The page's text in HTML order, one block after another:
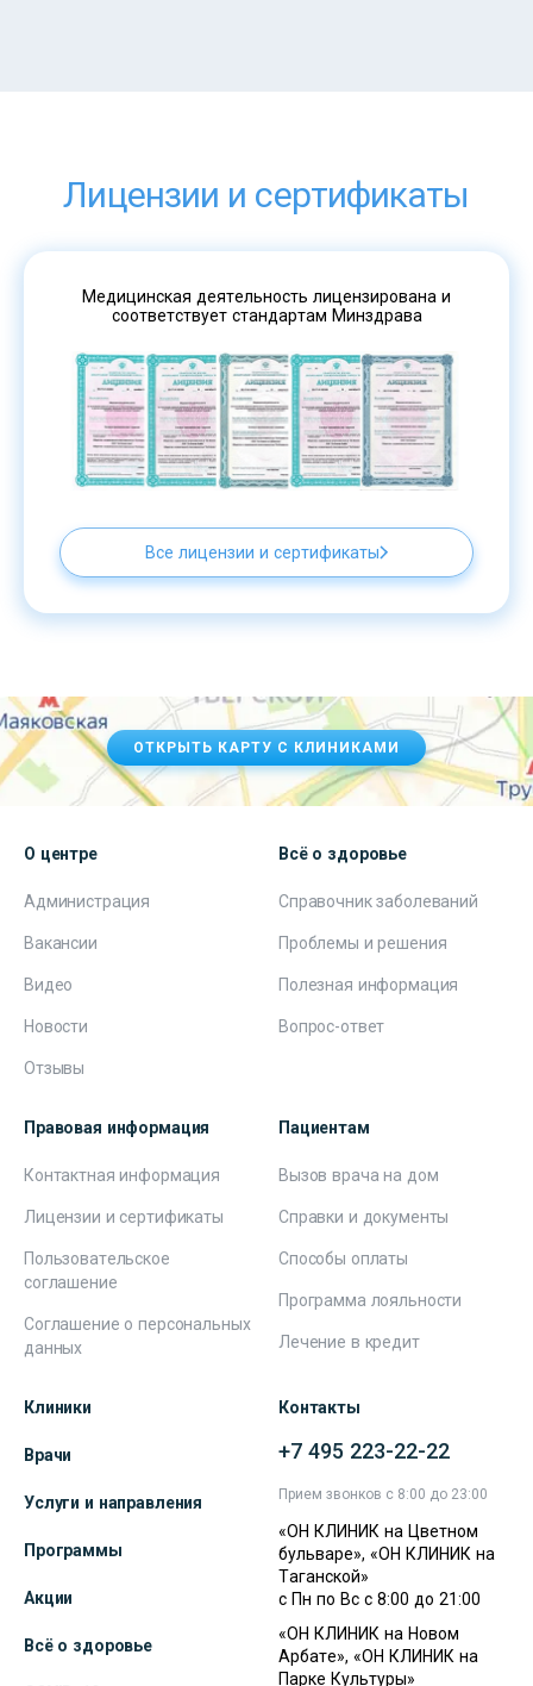
Лицензии и сертификаты
Медицинская деятельность лицензирована и
соответствует стандартам Минздрава
Все лицензии и сертификаты
ОТКРЫТЬ КАРТУ С КЛИНИКАМИ
О центре
Администрация
Вакансии
Видео
Новости
Отзывы
Всё о здоровье
Справочник заболеваний
Проблемы и решения
Полезная информация
Вопрос-ответ
Правовая информация
Контактная информация
Лицензии и сертификаты
Пользовательское
соглашение
Соглашение о персональных
данных
Пациентам
Вызов врача на дом
Справки и документы
Способы оплаты
Программа лояльности
Лечение в кредит
Клиники
Врачи
Услуги и направления
Программы
Акции
Всё о здоровье
Контакты
+7 495 223-22-22
Прием звонков с 8:00 до 23:00
«ОН КЛИНИК на Цветном
бульваре», «ОН КЛИНИК на
Таганской»
с Пн по Вс с 8:00 до 21:00
«ОН КЛИНИК на Новом
Арбате», «ОН КЛИНИК на
Парке Культуры»